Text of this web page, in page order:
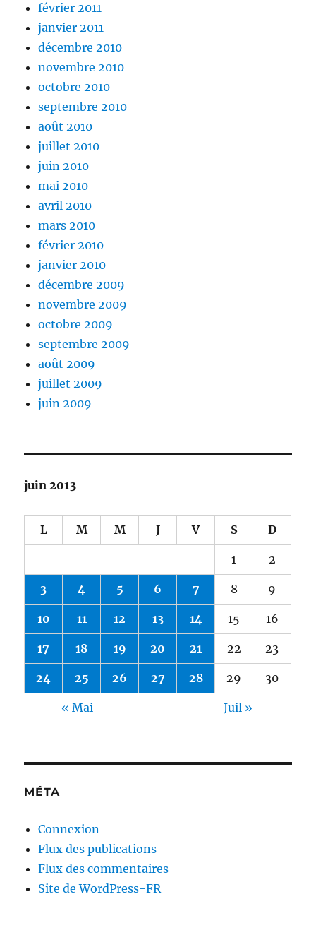
février 2011
janvier 2011
décembre 2010
novembre 2010
octobre 2010
septembre 2010
août 2010
juillet 2010
juin 2010
mai 2010
avril 2010
mars 2010
février 2010
janvier 2010
décembre 2009
novembre 2009
octobre 2009
septembre 2009
août 2009
juillet 2009
juin 2009
juin 2013
L M M J V S D
1 2
3 4 5 6 7 8 9
10 11 12 13 14 15 16
17 18 19 20 21 22 23
24 25 26 27 28 29 30
« Mai Juil »
MÉTA
Connexion
Flux des publications
Flux des commentaires
Site de WordPress-FR